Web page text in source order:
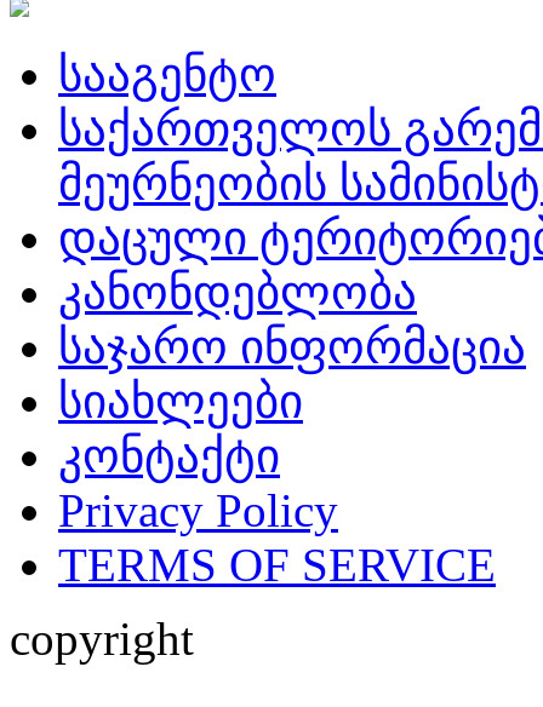
სააგენტო
საქართველოს
მეურნეობის
დაცული
კანონდებლობა
საჯარო ინფორმაცია
სიახლეები
კონტაქტი
Privacy Policy
TERMS OF SERVICE
copyright